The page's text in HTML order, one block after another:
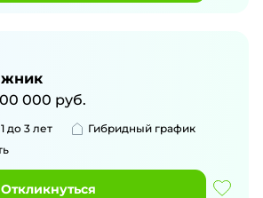
000 руб.
до 3 лет
Гибридный график
Откликнуться